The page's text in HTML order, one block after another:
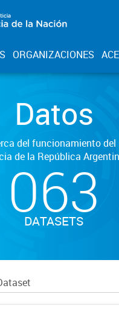
ORGANIZACIONES
Datos
del funcionamiento
de la República
063
DATASETS